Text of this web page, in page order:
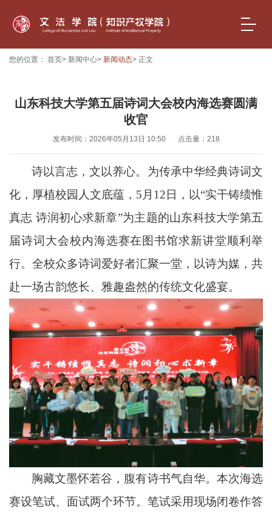
您的位置： 首页> 新闻中心> 新闻动态> 正文
山东科技大学第五届诗词大会校内海选赛圆满
收官
发布时间：2026年05月13日 10:50 点击量： 218
诗以言志，文以养心。为传承中华经典诗词文
化，厚植校园人文底蕴， 5月12日 ，以“实干铸绩惟
真志 诗润初心求新章”为主题的山东科技大学第五
届诗词大会校内海选赛在图书馆求新讲堂顺利举
行。全校众多诗词爱好者汇聚一堂，以诗为媒，共
赴一场古韵悠长、雅趣盎然的传统文化盛宴。
胸藏文墨怀若谷，腹有诗书气自华。本次海选
赛设笔试、面试两个环节。笔试采用现场闭卷作答